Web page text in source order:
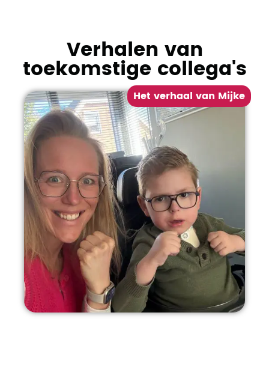
Verhalen van
toekomstige collega's
Het verhaal van Mijke